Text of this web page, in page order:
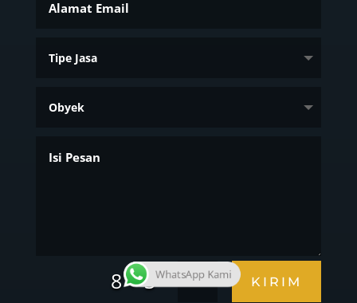
8 + 3= KIRIM
WhatsApp Kami